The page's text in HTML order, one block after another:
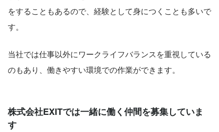
をすることもあるので、経験として身につくことも多いで
す。
当社では仕事以外にワークライフバランスを重視している
のもあり、働きやすい環境での作業ができます。
株式会社EXITでは一緒に働く仲間を募集していま
す